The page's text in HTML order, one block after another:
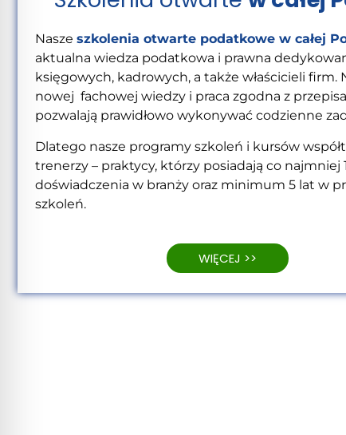
Nasze szkolenia otwarte podatkowe w całej
aktualna wiedza podatkowa i prawna
księgowych, kadrowych, a także właścicieli firm.
nowej fachowej wiedzy i praca zgodna z
pozwalają prawidłowo wykonywać codzienne
Dlatego nasze programy szkoleń i kursów
trenerzy – praktycy, którzy posiadają co najmniej
doświadczenia w branży oraz minimum 5 lat w
szkoleń.
WIĘCEJ >>